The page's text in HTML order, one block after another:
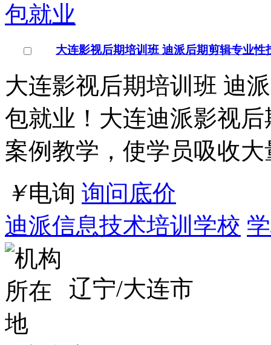
点击交谈
店铺
详情
太原哪里可以学影视动漫设计
在现代社会中，影视动